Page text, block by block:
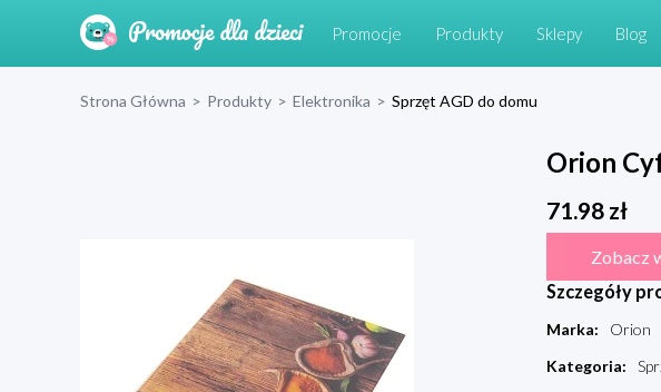
Promocje Produkty Sklepy Blog
Strona Główna > Produkty > Elektronika > Sprzęt AGD do domu
Orion
71.98zł
Zobacz
Szczegóły
Marka:
Orion
Kategoria: